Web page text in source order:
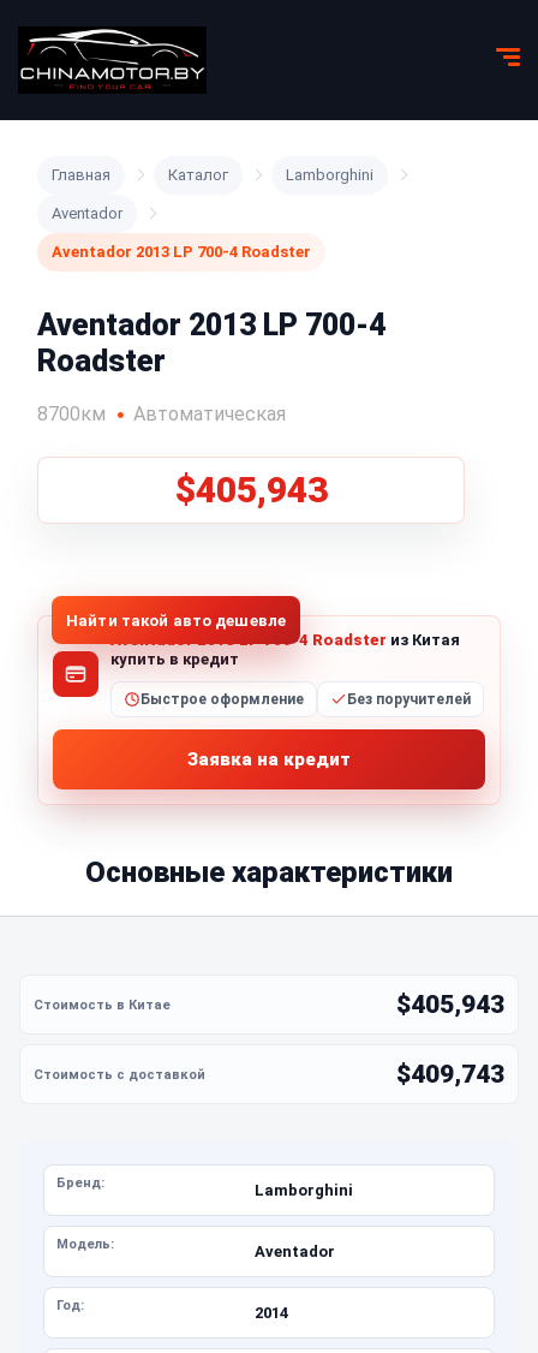
Главная Каталог Lamborghini
Aventador
Aventador 2013 LP 700-4 Roadster
Aventador 2013 LP 700-4
Roadster
8700км Автоматическая
$405,943
Найти такой авто дешевле
Aventador 2013 LP 700-4 Roadster из Китая
купить в кредит
Быстрое оформление Без поручителей
Заявка на кредит
Основные характеристики
$405,943
$409,743
Бренд: Lamborghini
Модель: Aventador
Год: 2014